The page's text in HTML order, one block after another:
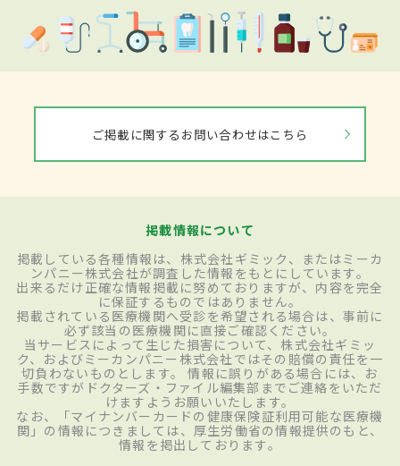
ご掲載に関するお問い合わせはこちら
掲載情報について
掲載している各種情報は、株式会社ギミック、またはミーカ
ンパニー株式会社が調査した情報をもとにしています。
出来るだけ正確な情報掲載に努めておりますが、内容を完全
に保証するものではありません。
掲載されている医療機関へ受診を希望される場合は、事前に
必ず該当の医療機関に直接ご確認ください。
当サービスによって生じた損害について、株式会社ギミッ
ク、およびミーカンパニー株式会社ではその賠償の責任を一
切負わないものとします。 情報に誤りがある場合には、お
手数ですがドクターズ・ファイル編集部までご連絡をいただ
けますようお願いいたします。
なお、「マイナンバーカードの健康保険証利用可能な医療機
関」の情報につきましては、厚生労働省の情報提供のもと、
情報を掲出しております。